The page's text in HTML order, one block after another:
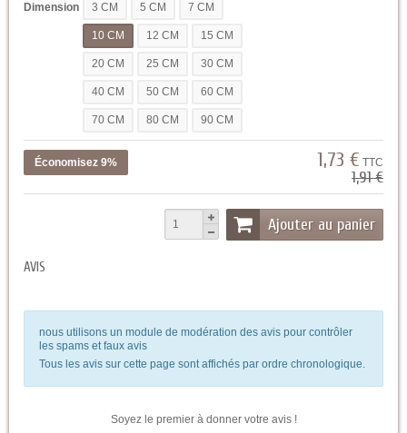
Dimension 3 CM 5 CM 7 CM
10 CM 12 CM 15 CM
20 CM 25 CM 30 CM
40 CM 50 CM 60 CM
70 CM 80 CM 90 CM
Économisez 9% 1,73 € TTC
1,91 €
Ajouter au panier
AVIS
nous utilisons un module de modération des avis pour contrôler
les spams et faux avis
Tous les avis sur cette page sont affichés par ordre chronologique.
Soyez le premier à donner votre avis !